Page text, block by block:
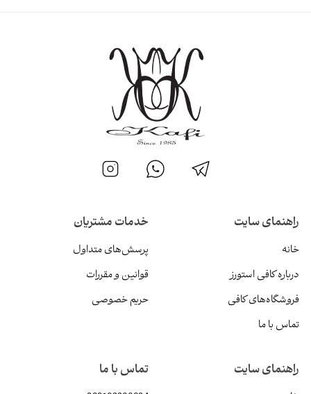
راهنمای سایت
خانه
درباره کافی استورز
فروشگاه‌های کافی
تماس با ما
خدمات مشتریان
پرسش‌های متداول
قوانین و مقررات
حریم خصوصی
راهنمای سایت تماس با ما